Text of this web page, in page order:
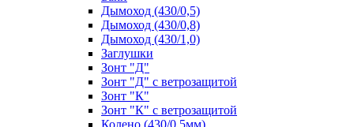
Дымоход (430/0,5)
Дымоход (430/0,8)
Дымоход (430/1,0)
Заглушки
Зонт "Д"
Зонт "Д" с ветрозащитой
Зонт "К"
Зонт "К" с ветрозащитой
Колено (430/0,5мм)